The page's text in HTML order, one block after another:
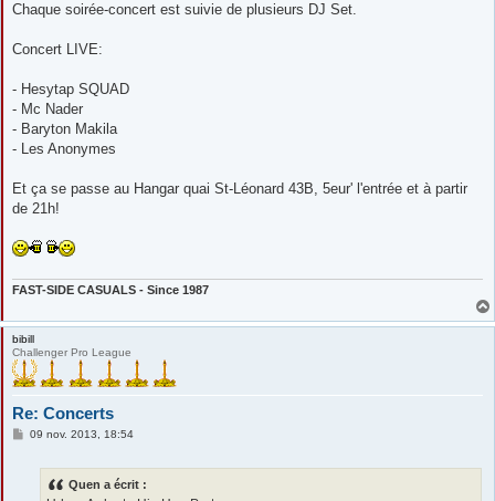
Chaque soirée-concert est suivie de plusieurs DJ Set.
Concert LIVE:
- Hesytap SQUAD
- Mc Nader
- Baryton Makila
- Les Anonymes
Et ça se passe au Hangar quai St-Léonard 43B, 5eur' l'entrée et à partir
de 21h!
FAST-SIDE CASUALS - Since 1987
bibill
Challenger Pro League
Re: Concerts
M09 nov. 2013, 18:54
Quen a écrit :